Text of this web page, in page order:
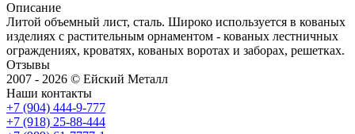
Описание
Литой объемный лист, сталь. Широко используется в кованых
изделиях с растительным орнаментом - кованых лестничных
ограждениях, кроватях, кованых воротах и заборах, решетках.
Отзывы
2007 - 2026 © Ейский Металл
Наши контакты
+7 (904) 444-9-777
+7 (918) 25-88-444